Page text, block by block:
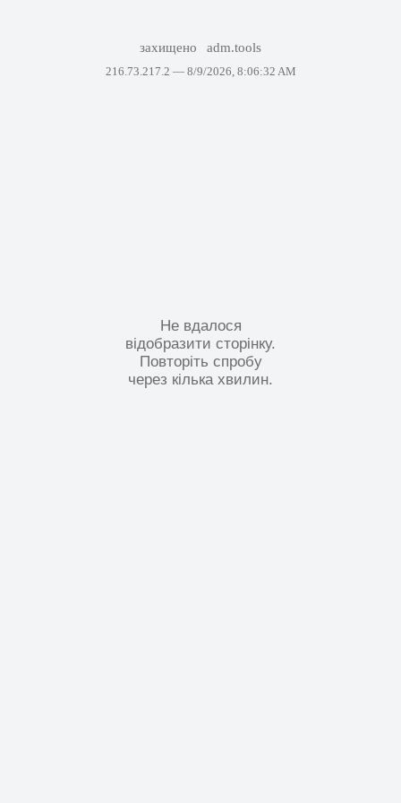
захищено adm.tools
216.73.217.2 — 8/9/2026, 8:06:32 AM
Не вдалося
відобразити сторінку.
Повторіть спробу
через кілька хвилин.